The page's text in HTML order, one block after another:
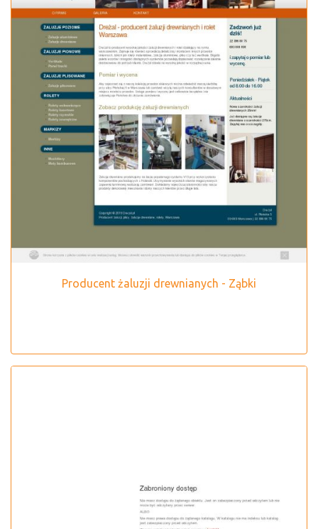
Producent żaluzji drewnianych - Ząbki